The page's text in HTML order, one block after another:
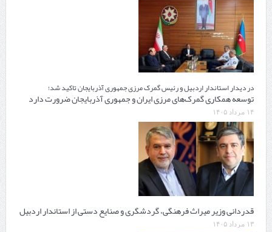
در دیدار استاندار اردبیل و رئیس گمرک مرزی جمهوری آذربایجان تاکید شد؛
توسعه همکاری گمرک‌های مرزی ایران و جمهوری آذربایجان ضرورت دارد
۱۴ مرداد ۱۴۰۵
قدردانی وزیر میراث فرهنگی، گردشگری و صنایع دستی از استاندار اردبیل
۱۳ مرداد ۱۴۰۵